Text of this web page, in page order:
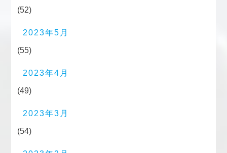
(52)
2023年5月
(55)
2023年4月
(49)
2023年3月
(54)